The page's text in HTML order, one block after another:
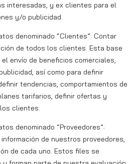
interesadas, y ex clientes para el
y/o publicidad.
denominado “Clientes”: Contar
de todos los clientes. Esta base
envío de beneficios comerciales,
así como para definir
tendencias, comportamientos de
tarifarios, definir ofertas y
clientes.
denominado “Proveedores”:
de nuestros proveedores,
de cada uno. Estos files se